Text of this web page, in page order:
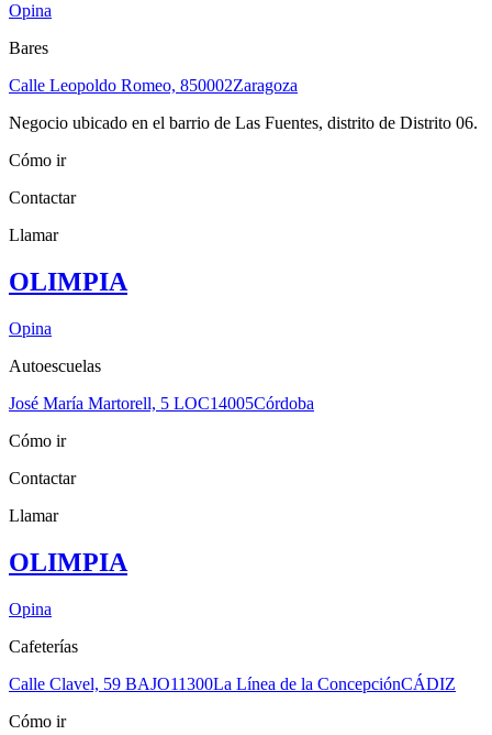
Opina
Bares
Calle Leopoldo Romeo, 850002Zaragoza
Negocio ubicado en el barrio de Las Fuentes, distrito de Distrito 06.
Cómo ir
Contactar
Llamar
OLIMPIA
Opina
Autoescuelas
José María Martorell, 5 LOC14005Córdoba
Cómo ir
Contactar
Llamar
OLIMPIA
Opina
Cafeterías
Calle Clavel, 59 BAJO11300La Línea de la ConcepciónCÁDIZ
Cómo ir